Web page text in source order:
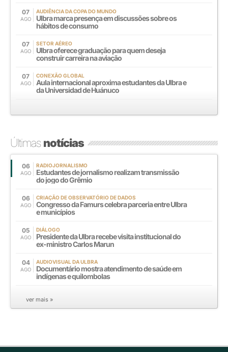
07
AGO
AUDIÊNCIA DA COPA DO MUNDO
Ulbra marca presença em discussões sobre os
hábitos de consumo
07
AGO
SETOR AÉREO
Ulbra oferece graduação para quem deseja
construir carreira na aviação
07
AGO
CONEXÃO GLOBAL
Aula internacional aproxima estudantes da Ulbra e
da Universidad de Huánuco
Últimasnotícias
06
AGO
RADIOJORNALISMO
Estudantes de jornalismo realizam transmissão
do jogo do Grêmio
06
AGO
CRIAÇÃO DE OBSERVATÓRIO DE DADOS
Congresso da Famurs celebra parceria entre Ulbra
e municípios
05
AGO
DIÁLOGO
Presidente da Ulbra recebe visita institucional do
ex-ministro Carlos Marun
04
AGO
AUDIOVISUAL DA ULBRA
Documentário mostra atendimento de saúde em
indígenas e quilombolas
ver mais »